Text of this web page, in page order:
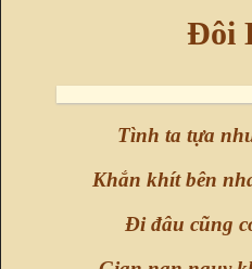
Đôi
Tình ta tựa
Khắn khít bên
Đi đâu cũng